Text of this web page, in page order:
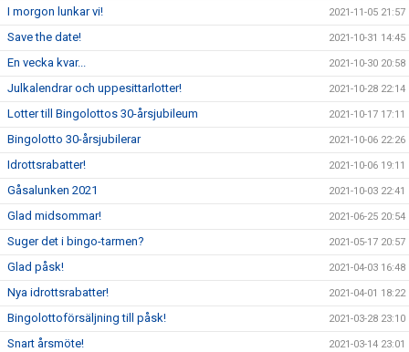
I morgon lunkar vi! 2021-11-05 21:57
Save the date! 2021-10-31 14:45
En vecka kvar... 2021-10-30 20:58
Julkalendrar och uppesittarlotter! 2021-10-28 22:14
Lotter till Bingolottos 30-årsjubileum 2021-10-17 17:11
Bingolotto 30-årsjubilerar 2021-10-06 22:26
Idrottsrabatter! 2021-10-06 19:11
Gåsalunken 2021 2021-10-03 22:41
Glad midsommar! 2021-06-25 20:54
Suger det i bingo-tarmen? 2021-05-17 20:57
Glad påsk! 2021-04-03 16:48
Nya idrottsrabatter! 2021-04-01 18:22
Bingolottoförsäljning till påsk! 2021-03-28 23:10
Snart årsmöte! 2021-03-14 23:01